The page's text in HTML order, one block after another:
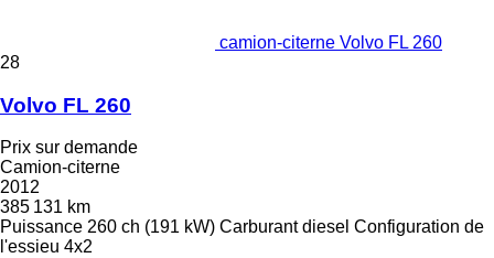
camion-citerne Volvo FL 260
28
Volvo FL 260
Prix sur demande
Camion-citerne
2012
385 131 km
Puissance 260 ch (191 kW) Carburant diesel Configuration de
l'essieu 4x2